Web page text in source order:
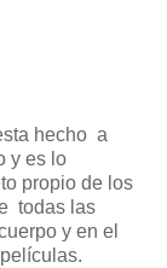
hecho a
y es lo
propio de los
todas las
y en el